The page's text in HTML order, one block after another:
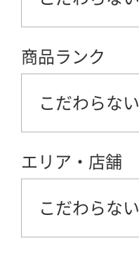
商品ランク
こだわらない
エリア・店舗
こだわらない